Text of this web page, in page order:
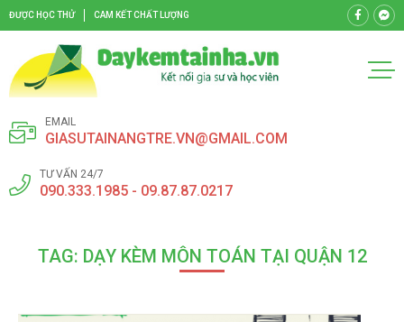
ĐƯỢC HỌC THỬ CAM KẾT CHẤT LƯỢNG
EMAIL
GIASUTAINANGTRE.VN@GMAIL.COM
TƯ VẤN 24/7
090.333.1985 - 09.87.87.0217
TAG: DẠY KÈM MÔN TOÁN TẠI QUẬN 12